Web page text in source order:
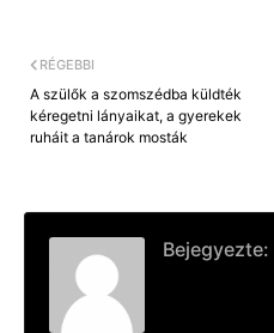
RÉGEBBI
A szülők a szomszédba küldték
kéregetni lányaikat, a gyerekek
ruháit a tanárok mosták
Bejegyezte: